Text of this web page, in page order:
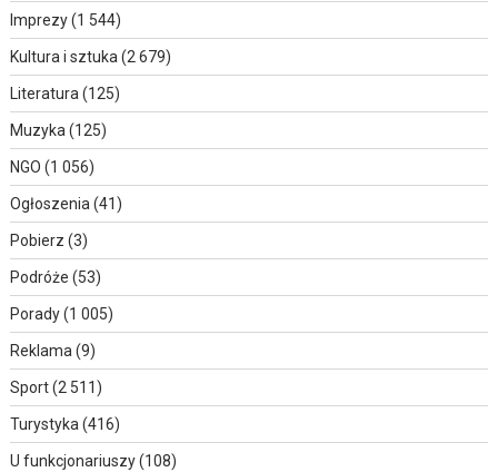
Imprezy(1 544)
Kultura i sztuka (2 679)
Literatura (125)
Muzyka (125)
NGO (1 056)
Ogłoszenia (41)
Pobierz (3)
Podróże (53)
Porady(1 005)
Reklama (9)
Sport(2 511)
Turystyka (416)
U funkcjonariuszy(108)